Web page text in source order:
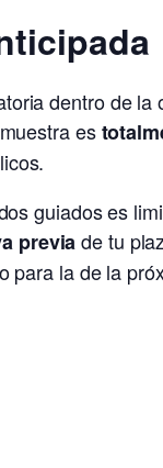
dentro de
es
guiados es
previade tu
la de la